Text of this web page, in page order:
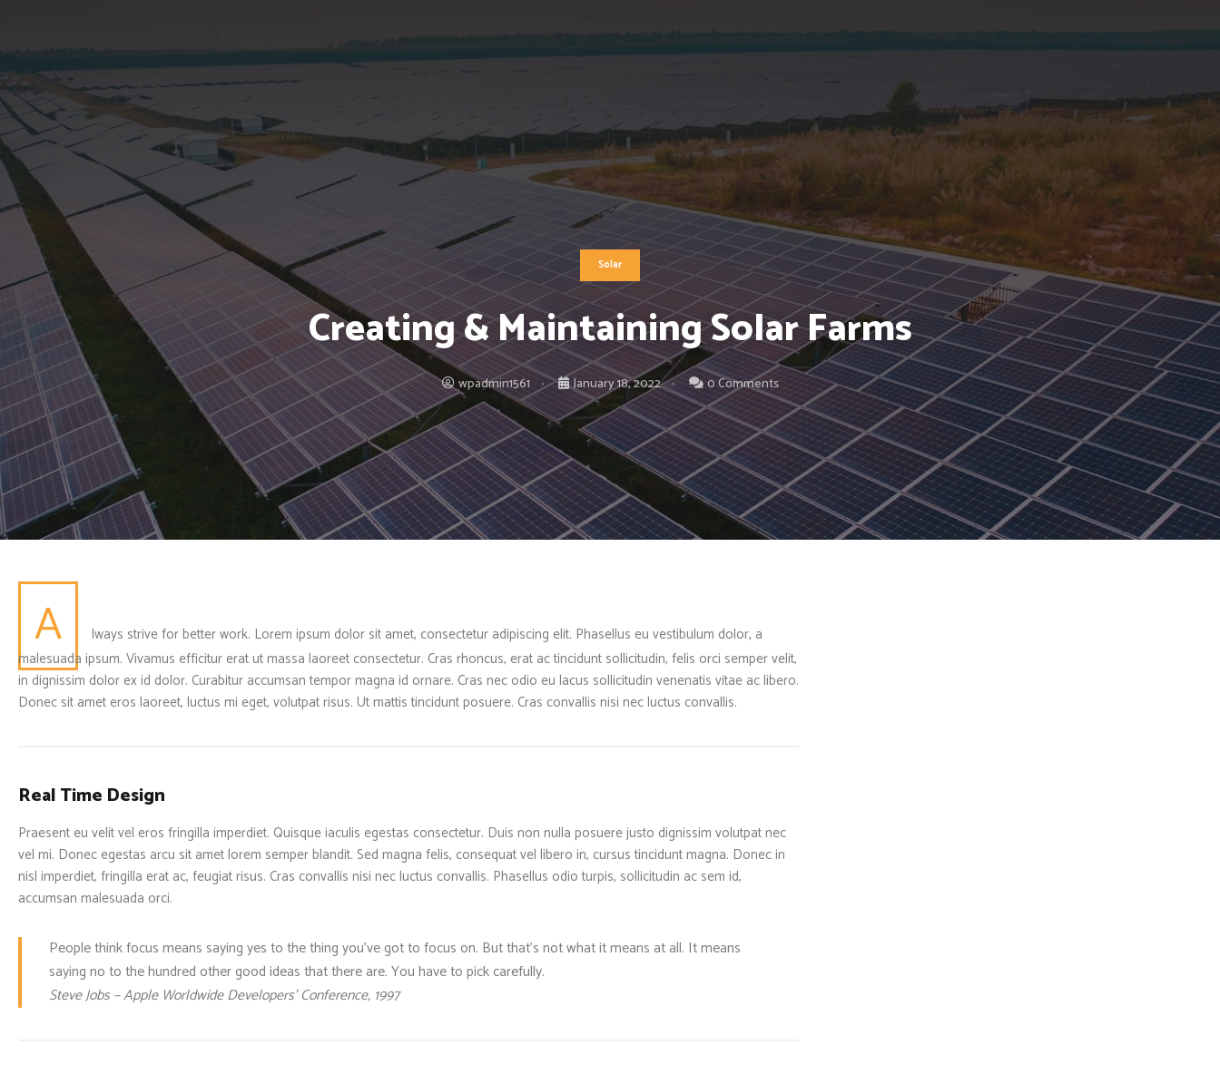
Solar
Creating & Maintaining Solar Farms
wpadmin1561 January 18, 2022 0 Comments
A
lways strive for better work. Lorem ipsum dolor sit amet, consectetur adipiscing elit. Phasellus eu vestibulum dolor, a
malesuada ipsum. Vivamus efficitur erat ut massa laoreet consectetur. Cras rhoncus, erat ac tincidunt sollicitudin, felis orci semper velit,
in dignissim dolor ex id dolor. Curabitur accumsan tempor magna id ornare. Cras nec odio eu lacus sollicitudin venenatis vitae ac libero.
Donec sit amet eros laoreet, luctus mi eget, volutpat risus. Ut mattis tincidunt posuere. Cras convallis nisi nec luctus convallis.
Real Time Design
Praesent eu velit vel eros fringilla imperdiet. Quisque iaculis egestas consectetur. Duis non nulla posuere justo dignissim volutpat nec
vel mi. Donec egestas arcu sit amet lorem semper blandit. Sed magna felis, consequat vel libero in, cursus tincidunt magna. Donec in
nisl imperdiet, fringilla erat ac, feugiat risus. Cras convallis nisi nec luctus convallis. Phasellus odio turpis, sollicitudin ac sem id,
accumsan malesuada orci.
People think focus means saying yes to the thing you’ve got to focus on. But that’s not what it means at all. It means
saying no to the hundred other good ideas that there are. You have to pick carefully.
Steve Jobs – Apple Worldwide Developers’ Conference, 1997